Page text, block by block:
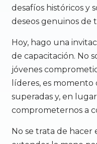
desafíos históricos y
deseos genuinos de
Hoy, hago una
de capacitación. No
jóvenes
líderes, es
superadas y, en
comprometernos a
No se trata de hacer